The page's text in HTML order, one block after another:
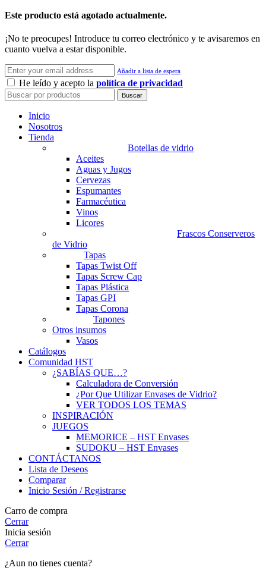
Este producto está agotado actualmente.
¡No te preocupes! Introduce tu correo electrónico y te avisaremos en
cuanto vuelva a estar disponible.
Añadir a lista de espera
He leído y acepto la política de privacidad
Buscar
Inicio
Nosotros
Tienda
Botellas de vidrio
Aceites
Aguas y Jugos
Cervezas
Espumantes
Farmacéutica
Vinos
Licores
Frascos Conserveros
de Vidrio
Tapas
Tapas Twist Off
Tapas Screw Cap
Tapas Plástica
Tapas GPI
Tapas Corona
Tapones
Otros insumos
Vasos
Catálogos
Comunidad HST
¿SABÍAS QUE…?
Calculadora de Conversión
¿Por Que Utilizar Envases de Vidrio?
VER TODOS LOS TEMAS
INSPIRACIÓN
JUEGOS
MEMORICE – HST Envases
SUDOKU – HST Envases
CONTÁCTANOS
Lista de Deseos
Comparar
Inicio Sesión / Registrarse
Carro de compra
Cerrar
Inicia sesión
Cerrar
¿Aun no tienes cuenta?